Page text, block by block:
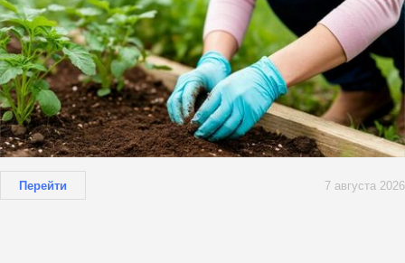
Перейти 7 августа 2026